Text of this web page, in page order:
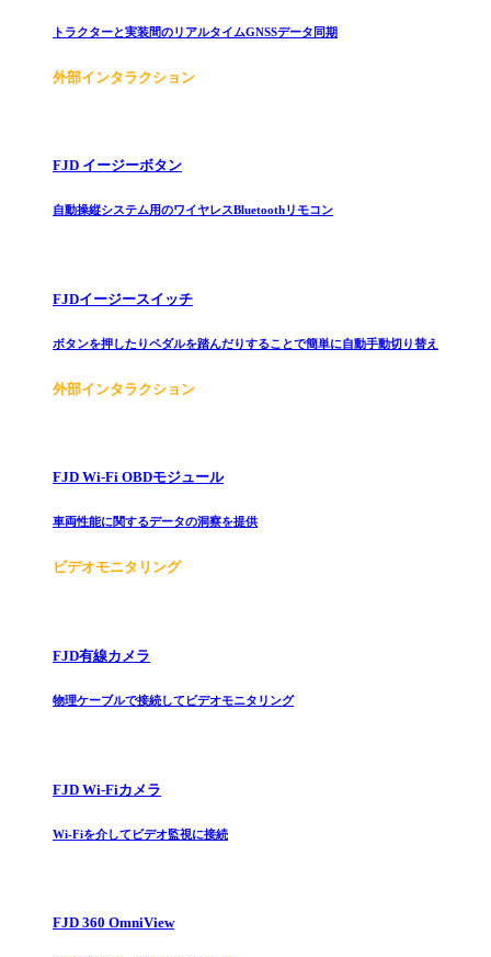
トラクターと実装間のリアルタイムGNSSデータ同期
外部インタラクション
FJD イージーボタン
自動操縦システム用のワイヤレスBluetoothリモコン
FJDイージースイッチ
ボタンを押したりペダルを踏んだりすることで簡単に自動手動切り替え
外部インタラクション
FJD Wi-Fi OBDモジュール
車両性能に関するデータの洞察を提供
ビデオモニタリング
FJD有線カメラ
物理ケーブルで接続してビデオモニタリング
FJD Wi-Fiカメラ
Wi-Fiを介してビデオ監視に接続
FJD 360 OmniView